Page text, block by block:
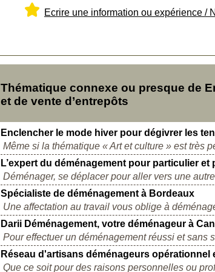
Ecrire une information ou expérience /
Thématique connexe ou presque de
et de vente d’entrepôts
Enclencher le mode hiver pour dégivrer les
Même si la thématique « Art et culture » est très
L’expert du déménagement pour particulier
Déménager, se déplacer pour aller vers une
Spécialiste de déménagement à Bordeaux
Une affectation au travail vous oblige à
Darii Déménagement, votre déménageur à
Pour effectuer un déménagement réussi et sans
Réseau d'artisans déménageurs opérationnel
Que ce soit pour des raisons personnelles ou